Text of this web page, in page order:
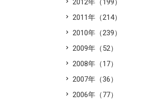
2012年（199）
2011年（214）
2010年（239）
2009年（52）
2008年（17）
2007年（36）
2006年（77）